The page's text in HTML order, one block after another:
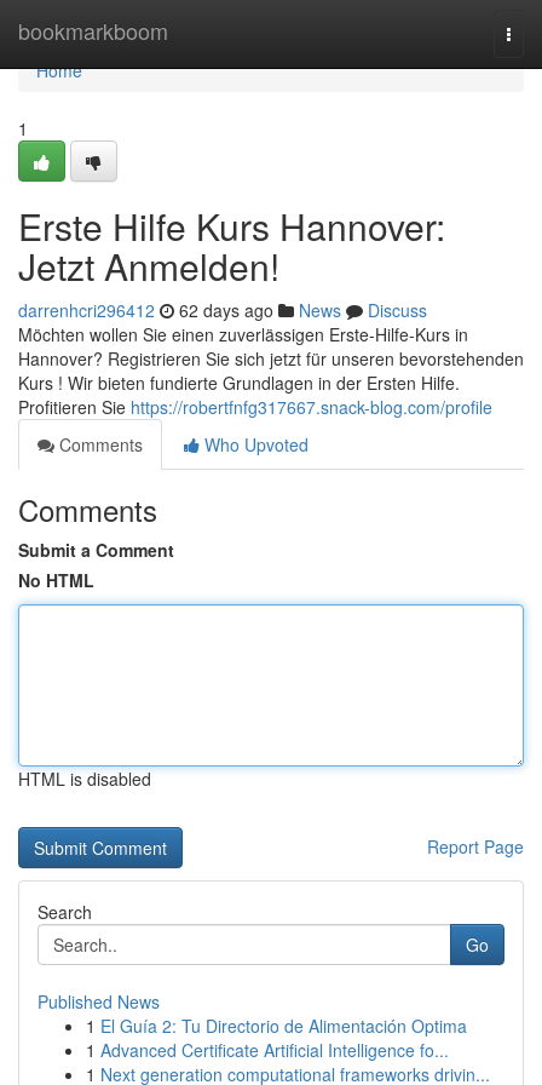
bookmarkboom
Home
Home
1
Erste Hilfe Kurs Hannover:
Jetzt Anmelden!
darrenhcri296412 62 days ago News
Discuss
Möchten wollen Sie einen zuverlässigen Erste-Hilfe-Kurs in
Hannover? Registrieren Sie sich jetzt für unseren bevorstehenden
Kurs ! Wir bieten fundierte Grundlagen in der Ersten Hilfe.
Profitieren Sie https://robertfnfg317667.snack-blog.com/profile
Comments
Who Upvoted
Comments
Submit a Comment
No HTML
HTML is disabled
Report Page
Search
Go
Published News
1 El Guía 2: Tu Directorio de Alimentación Optima
1 Advanced Certificate Artificial Intelligence fo...
1 Next generation computational frameworks drivin...